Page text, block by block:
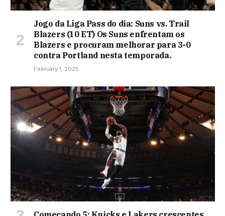
Jogo da Liga Pass do dia: Suns vs. Trail
Blazers (10 ET) Os Suns enfrentam os
Blazers e procuram melhorar para 3-0
contra Portland nesta temporada.
February 1, 2025